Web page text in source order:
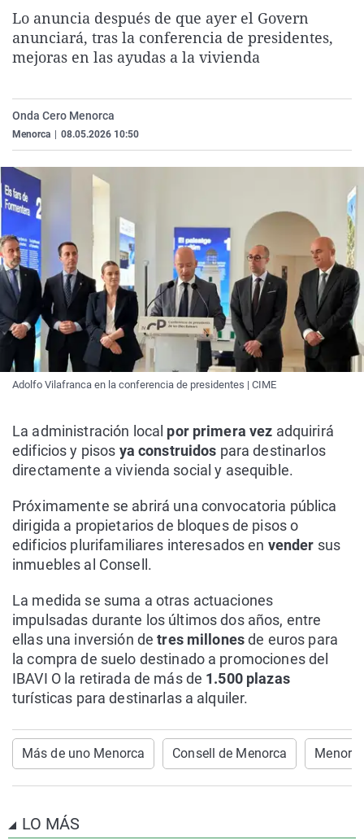
La rosa de los vientos
Gente viajera
Caso
Retornados
Operación Viuda
Extremadura
Galicia
Navarra
Virales
Televisión
Lo anuncia después de que ayer el Govern
anunciará, tras la conferencia de presidentes,
mejoras en las ayudas a la vivienda
Onda Cero Menorca
Menorca 08.05.2026 10:50
Adolfo Vilafranca en la conferencia de presidentes | CIME
La administración local por primera vez adquirirá
edificios y pisos ya construidos para destinarlos
directamente a vivienda social y asequible.
Próximamente se abrirá una convocatoria pública
dirigida a propietarios de bloques de pisos o
edificios plurifamiliares interesados en vender sus
inmuebles al Consell.
La medida se suma a otras actuaciones
impulsadas durante los últimos dos años, entre
ellas una inversión detres millonesde euros para
la compra de suelo destinado a promociones del
IBAVI O la retirada de más de 1.500 plazas
turísticas para destinarlas a alquiler.
Más de uno Menorca Consell de Menorca
LO MÁS